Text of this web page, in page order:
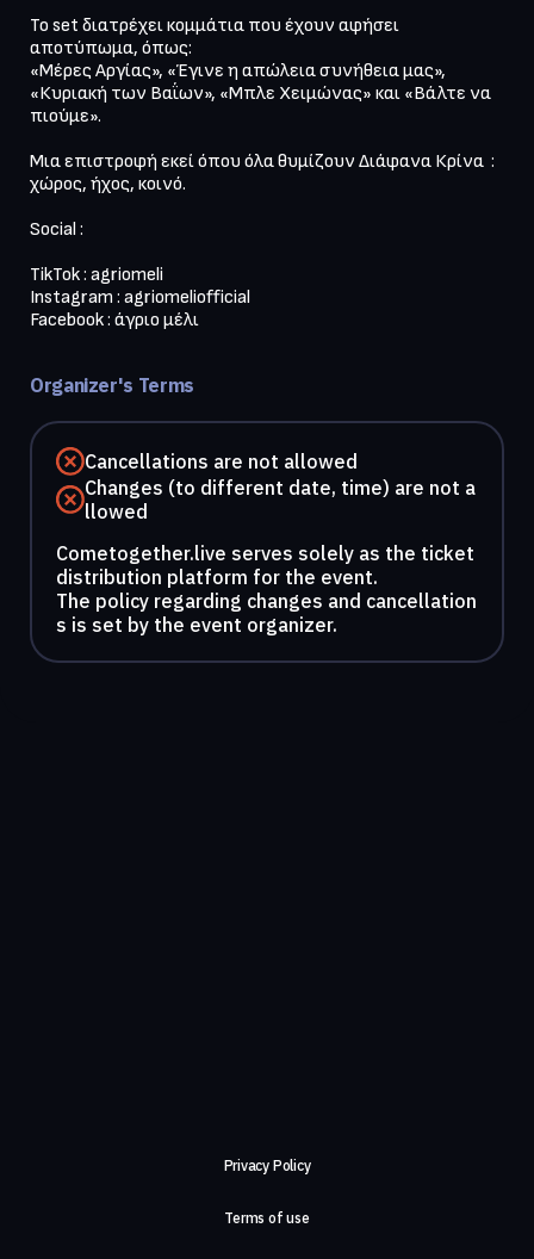
Το set διατρέχει κομμάτια που έχουν αφήσει
αποτύπωμα, όπως:
«Μέρες Αργίας», «Έγινε η απώλεια συνήθεια μας»,
«Κυριακή των Βαΐων», «Μπλε Χειμώνας» και «Βάλτε να
πιούμε».
Μια επιστροφή εκεί όπου όλα θυμίζουν Διάφανα Κρίνα  :
χώρος, ήχος, κοινό.
Social :
TikTok : agriomeli
Instagram : agriomeliofficial
Facebook : άγριο μέλι
Organizer's Terms
Cancellations are not allowed
Changes (to different date, time) are not a
llowed
Cometogether.live serves solely as the ticket
distribution platform for the event.
The policy regarding changes and cancellation
s is set by the event organizer.
Privacy Policy
Terms of use